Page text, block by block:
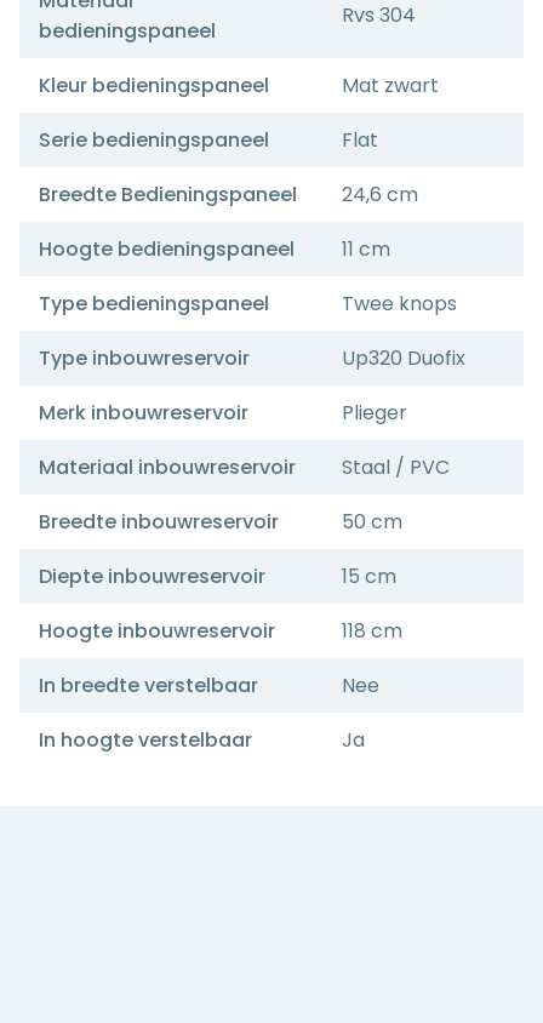
bedieningspaneel
Rvs 304
Kleur bedieningspaneel
Mat zwart
Serie bedieningspaneel
Flat
Breedte Bedieningspaneel
24,6 cm
Hoogte bedieningspaneel
11 cm
Type bedieningspaneel
Twee knops
Type inbouwreservoir
Up320 Duofix
Merk inbouwreservoir
Plieger
Materiaal inbouwreservoir
Staal / PVC
Breedte inbouwreservoir
50 cm
Diepte inbouwreservoir
15 cm
Hoogte inbouwreservoir
118 cm
In breedte verstelbaar
Nee
In hoogte verstelbaar
Ja